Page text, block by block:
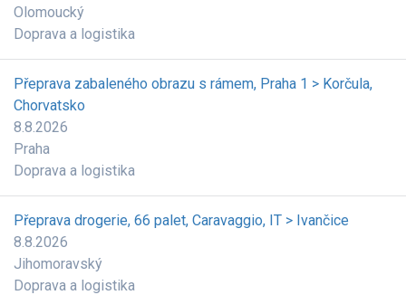
Olomoucký
Doprava a logistika
Přeprava zabaleného obrazu s rámem, Praha 1 > Korčula,
Chorvatsko
8.8.2026
Praha
Doprava a logistika
Přeprava drogerie, 66 palet, Caravaggio, IT > Ivančice
8.8.2026
Jihomoravský
Doprava a logistika